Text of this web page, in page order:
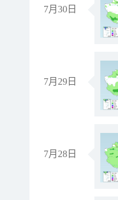
7月30日
7月29日
7月28日